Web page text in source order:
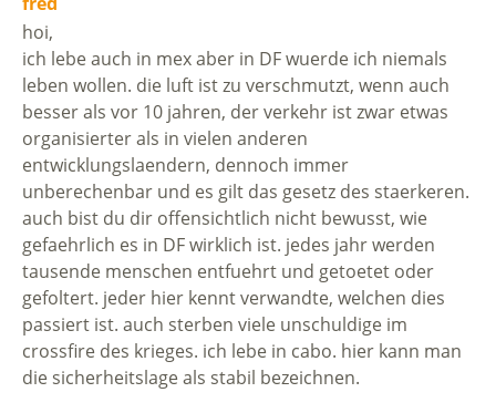
hoi,
ich lebe auch in mex aber in DF wuerde ich niemals
leben wollen. die luft ist zu verschmutzt, wenn auch
besser als vor 10 jahren, der verkehr ist zwar etwas
organisierter als in vielen anderen
entwicklungslaendern, dennoch immer
unberechenbar und es gilt das gesetz des staerkeren.
auch bist du dir offensichtlich nicht bewusst, wie
gefaehrlich es in DF wirklich ist. jedes jahr werden
tausende menschen entfuehrt und getoetet oder
gefoltert. jeder hier kennt verwandte, welchen dies
passiert ist. auch sterben viele unschuldige im
crossfire des krieges. ich lebe in cabo. hier kann man
die sicherheitslage als stabil bezeichnen.